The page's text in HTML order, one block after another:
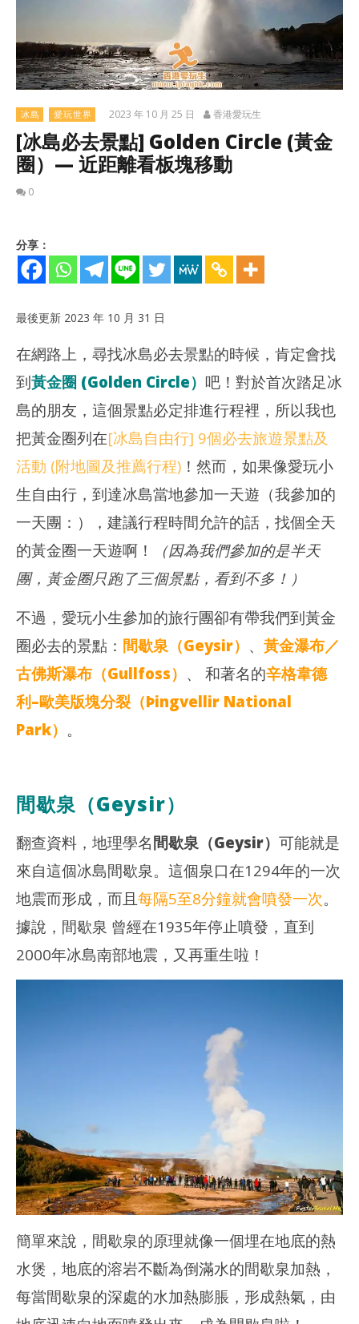
冰島 愛玩世界 2023 年 10 月 25 日 香港愛玩生
[冰島必去景點] Golden Circle (黃金
圈）— 近距離看板塊移動
0
NOW VIEWING
[冰島必去景點] Golden Circle (黃金圈）— 近距離看板塊移動
2023
年
月
日
港
玩
生
分享：
最後更新 2023 年 10 月 31 日
在網路上，尋找冰島必去景點的時候，肯定會找
到黃金圈 (Golden Circle） 吧！對於首次踏足冰
島的朋友，這個景點必定排進行程裡，所以我也
把黃金圈列在[冰島自由行] 9個必去旅遊景點及
活動 (附地圖及推薦行程) ！然而，如果像愛玩小
生自由行，到達冰島當地參加一天遊（我參加的
一天團：），建議行程時間允許的話，找個全天
的黃金圈一天遊啊！
（因為我們參加的是半天
團，黃金圈只跑了三個景點，看到不多！）
不過，愛玩小生參加的旅行團卻有帶我們到黃金
圈必去的景點： 間歇泉（Geysir） 、 黃金瀑布／
古佛斯瀑布（Gullfoss） 、 和著名的辛格韋德
利–歐美版塊分裂（Þingvellir National
Park） 。
間歇泉（Geysir）
翻查資料，地理學名間歇泉（Geysir） 可能就是
來自這個冰島間歇泉。這個泉口在1294年的一次
地震而形成，而且每隔5至8分鐘就會噴發一次。
據說，間歇泉 曾經在1935年停止噴發，直到
2000年冰島南部地震，又再重生啦！
簡單來說，間歇泉的原理就像一個埋在地底的熱
水煲，地底的溶岩不斷為倒滿水的間歇泉加熱，
每當間歇泉的深處的水加熱膨脹，形成熱氣，由